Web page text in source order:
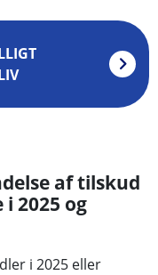
af tilskud
2025 og
i 2025 eller